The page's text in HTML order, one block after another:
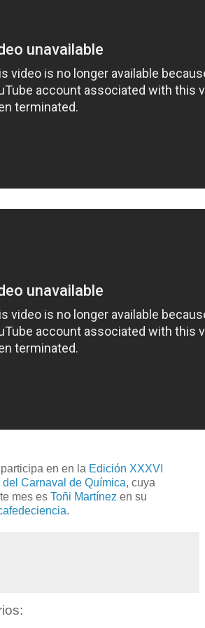
en en la Edición XXXVI
Carnaval de Química, cuya
mes es Toñi Martínez en su
.